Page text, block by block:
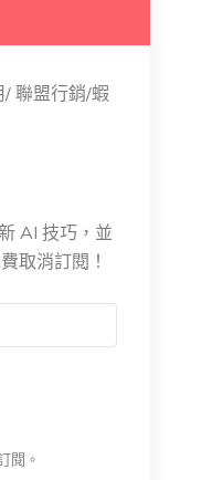
聯盟行銷/蝦
AI 技巧，並
取消訂閱！
閱。